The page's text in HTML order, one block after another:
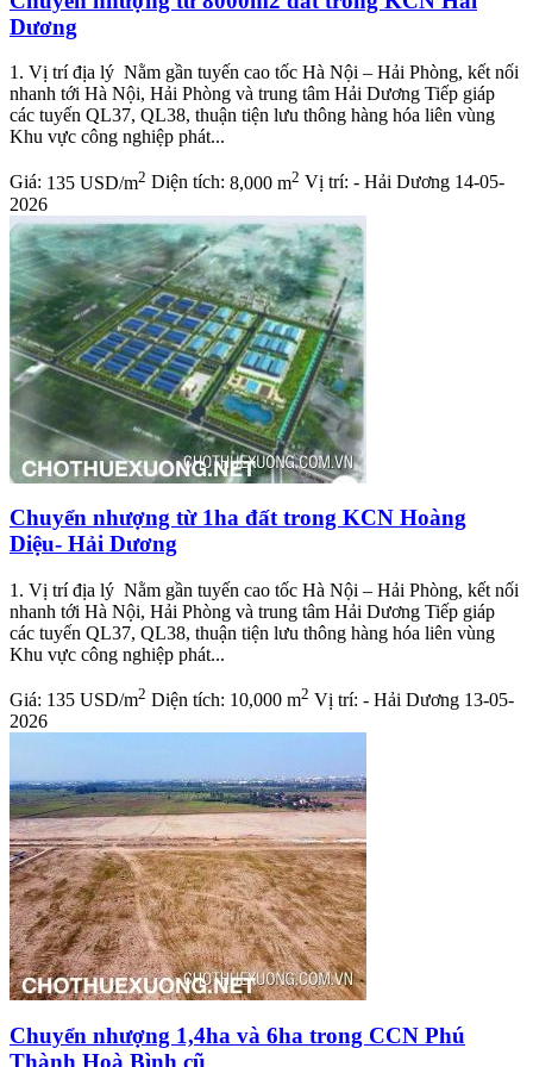
Dương
1. Vị trí địa lý Nằm gần tuyến cao tốc Hà Nội – Hải Phòng, kết nối
nhanh tới Hà Nội, Hải Phòng và trung tâm Hải Dương Tiếp giáp
các tuyến QL37, QL38, thuận tiện lưu thông hàng hóa liên vùng
Khu vực công nghiệp phát...
Giá: 135 USD/m2 Diện tích: 8,000 m2 Vị trí: - Hải Dương 14-05-
2026
Chuyển nhượng từ 1ha đất trong KCN Hoàng
Diệu- Hải Dương
1. Vị trí địa lý Nằm gần tuyến cao tốc Hà Nội – Hải Phòng, kết nối
nhanh tới Hà Nội, Hải Phòng và trung tâm Hải Dương Tiếp giáp
các tuyến QL37, QL38, thuận tiện lưu thông hàng hóa liên vùng
Khu vực công nghiệp phát...
Giá: 135 USD/m2 Diện tích: 10,000 m2 Vị trí: - Hải Dương 13-05-
2026
Chuyển nhượng 1,4ha và 6ha trong CCN Phú
Thành Hoà Bình cũ